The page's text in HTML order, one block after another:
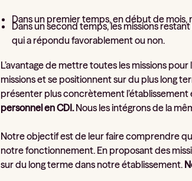
Dans un premier temps, en début de mois,
Dans un second temps, les missions
qui a répondu favorablement ou non.
L’avantage de mettre toutes les missions
missions et se positionnent sur du plus long
présenter plus concrètement l’établissement
personnel en CDI.Nous les intégrons de la
Notre objectif est de leur faire comprendre
notre fonctionnement. En proposant des
sur du long terme dans notre établissement.